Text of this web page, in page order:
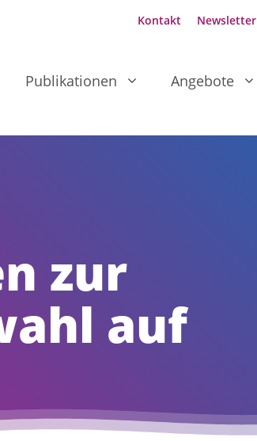
Kontakt Newsletter
Publikationen Angebote
zur
auf